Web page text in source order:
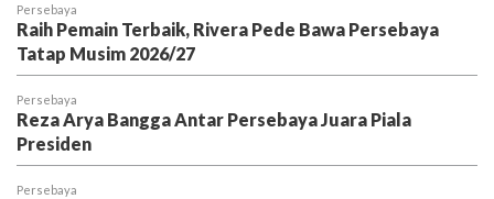
Persebaya
Raih Pemain Terbaik, Rivera Pede Bawa Persebaya
Tatap Musim 2026/27
Persebaya
Reza Arya Bangga Antar Persebaya Juara Piala
Presiden
Persebaya